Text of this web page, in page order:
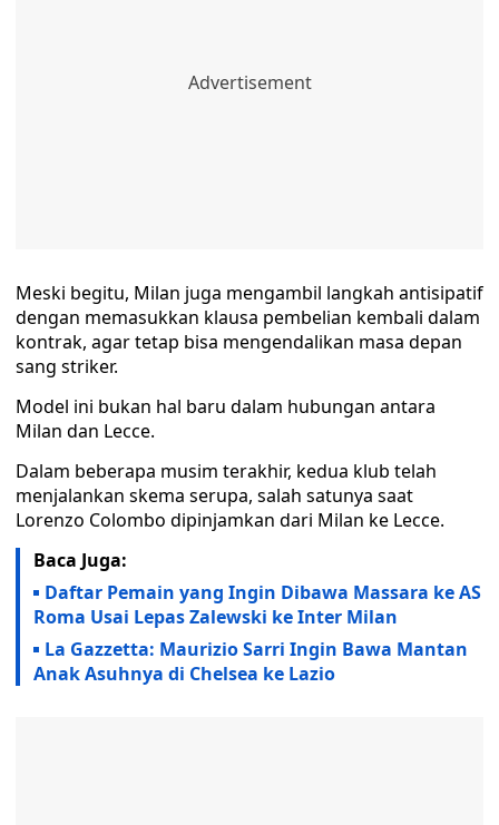
Meski begitu, Milan juga mengambil langkah antisipatif
dengan memasukkan klausa pembelian kembali dalam
kontrak, agar tetap bisa mengendalikan masa depan
sang striker.
Model ini bukan hal baru dalam hubungan antara
Milan dan Lecce.
Dalam beberapa musim terakhir, kedua klub telah
menjalankan skema serupa, salah satunya saat
Lorenzo Colombo dipinjamkan dari Milan ke Lecce.
Baca Juga:
Daftar Pemain yang Ingin Dibawa Massara ke AS
Roma Usai Lepas Zalewski ke Inter Milan
La Gazzetta: Maurizio Sarri Ingin Bawa Mantan
Anak Asuhnya di Chelsea ke Lazio